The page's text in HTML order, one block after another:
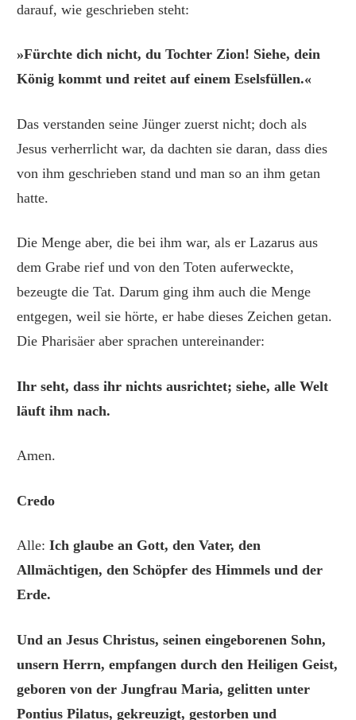
darauf, wie geschrieben steht:
»Fürchte dich nicht, du Tochter Zion! Siehe, dein
König kommt und reitet auf einem Eselsfüllen.«
Das verstanden seine Jünger zuerst nicht; doch als
Jesus verherrlicht war, da dachten sie daran, dass dies
von ihm geschrieben stand und man so an ihm getan
hatte.
Die Menge aber, die bei ihm war, als er Lazarus aus
dem Grabe rief und von den Toten auferweckte,
bezeugte die Tat. Darum ging ihm auch die Menge
entgegen, weil sie hörte, er habe dieses Zeichen getan.
Die Pharisäer aber sprachen untereinander:
Ihr seht, dass ihr nichts ausrichtet; siehe, alle Welt
läuft ihm nach.
Amen.
Credo
Alle: Ich glaube an Gott,den Vater, den
Allmächtigen, den Schöpfer des Himmels und der
Erde.
Und an Jesus Christus, seinen eingeborenen Sohn,
unsern Herrn, empfangen durch den Heiligen Geist,
geboren von der Jungfrau Maria, gelitten unter
Pontius Pilatus, gekreuzigt, gestorben und